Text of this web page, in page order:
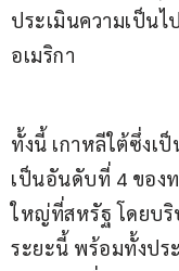
ประเมินความเป็นไ
อเมริกา
ทั้งนี้ เกาหลีใต้ซึ่งเ
เป็นอันดับที่ 4 ของ
ใหญ่ที่สหรัฐ โดยบ
ระยะนี้ พร้อมทั้งปร